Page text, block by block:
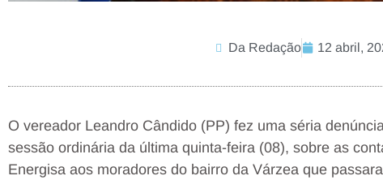
Da Redação 12 abril,
O vereador Leandro Cândido (PP) fez uma séria
sessão ordinária da última quinta-feira (08), sobre as
Energisa aos moradores do bairro da Várzea que